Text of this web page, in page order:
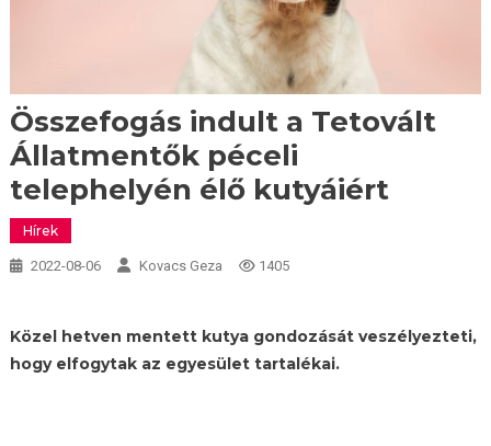
Összefogás indult a Tetovált
Állatmentők péceli
telephelyén élő kutyáiért
Hírek
2022-08-06 Kovacs Geza 1405
Közel hetven mentett kutya gondozását veszélyezteti,
hogy elfogytak az egyesület tartalékai.